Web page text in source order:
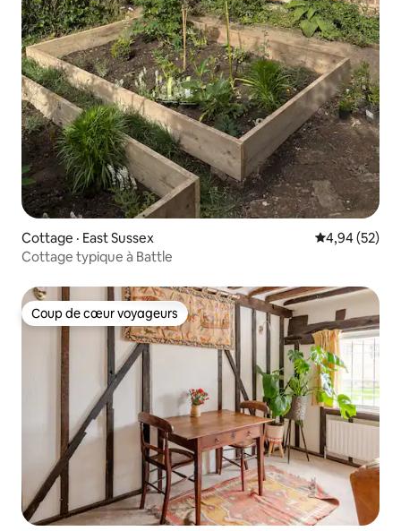
Cottage · East Sussex Note
4,94 (52)
Cottage typique à Battle
Coup de cœur voyageurs
Coup de cœur voyageurs